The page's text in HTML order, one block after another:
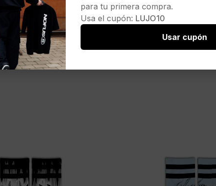
para tu primera compra.
Usa el cupón: LUJO10
Usar cupón